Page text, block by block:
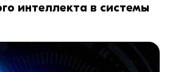
интеллекта в системы